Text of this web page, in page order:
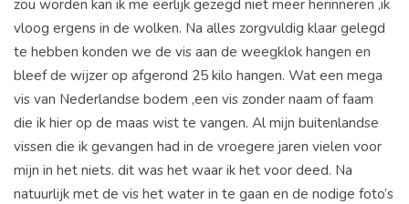
zou worden kan ik me eerlijk gezegd niet meer herinneren ,ik
vloog ergens in de wolken. Na alles zorgvuldig klaar gelegd
te hebben konden we de vis aan de weegklok hangen en
bleef de wijzer op afgerond 25 kilo hangen. Wat een mega
vis van Nederlandse bodem ,een vis zonder naam of faam
die ik hier op de maas wist te vangen. Al mijn buitenlandse
vissen die ik gevangen had in de vroegere jaren vielen voor
mijn in het niets. dit was het waar ik het voor deed. Na
natuurlijk met de vis het water in te gaan en de nodige foto’s